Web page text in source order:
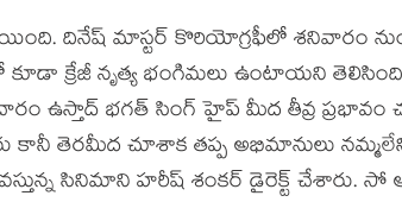
దినేష్ మాస్టర్ కొరియోగ్రఫీలో శనివారం
క్రేజీ నృత్య భంగిమలు ఉంటాయని
ఉస్తాద్ భగత్ సింగ్ హైప్ మీద తీవ్ర ప్రభావం
కానీ తెరమీద చూశాక తప్ప అభిమానులు
సినిమాని హరీష్ శంకర్ డైరెక్ట్ చేశారు. సో